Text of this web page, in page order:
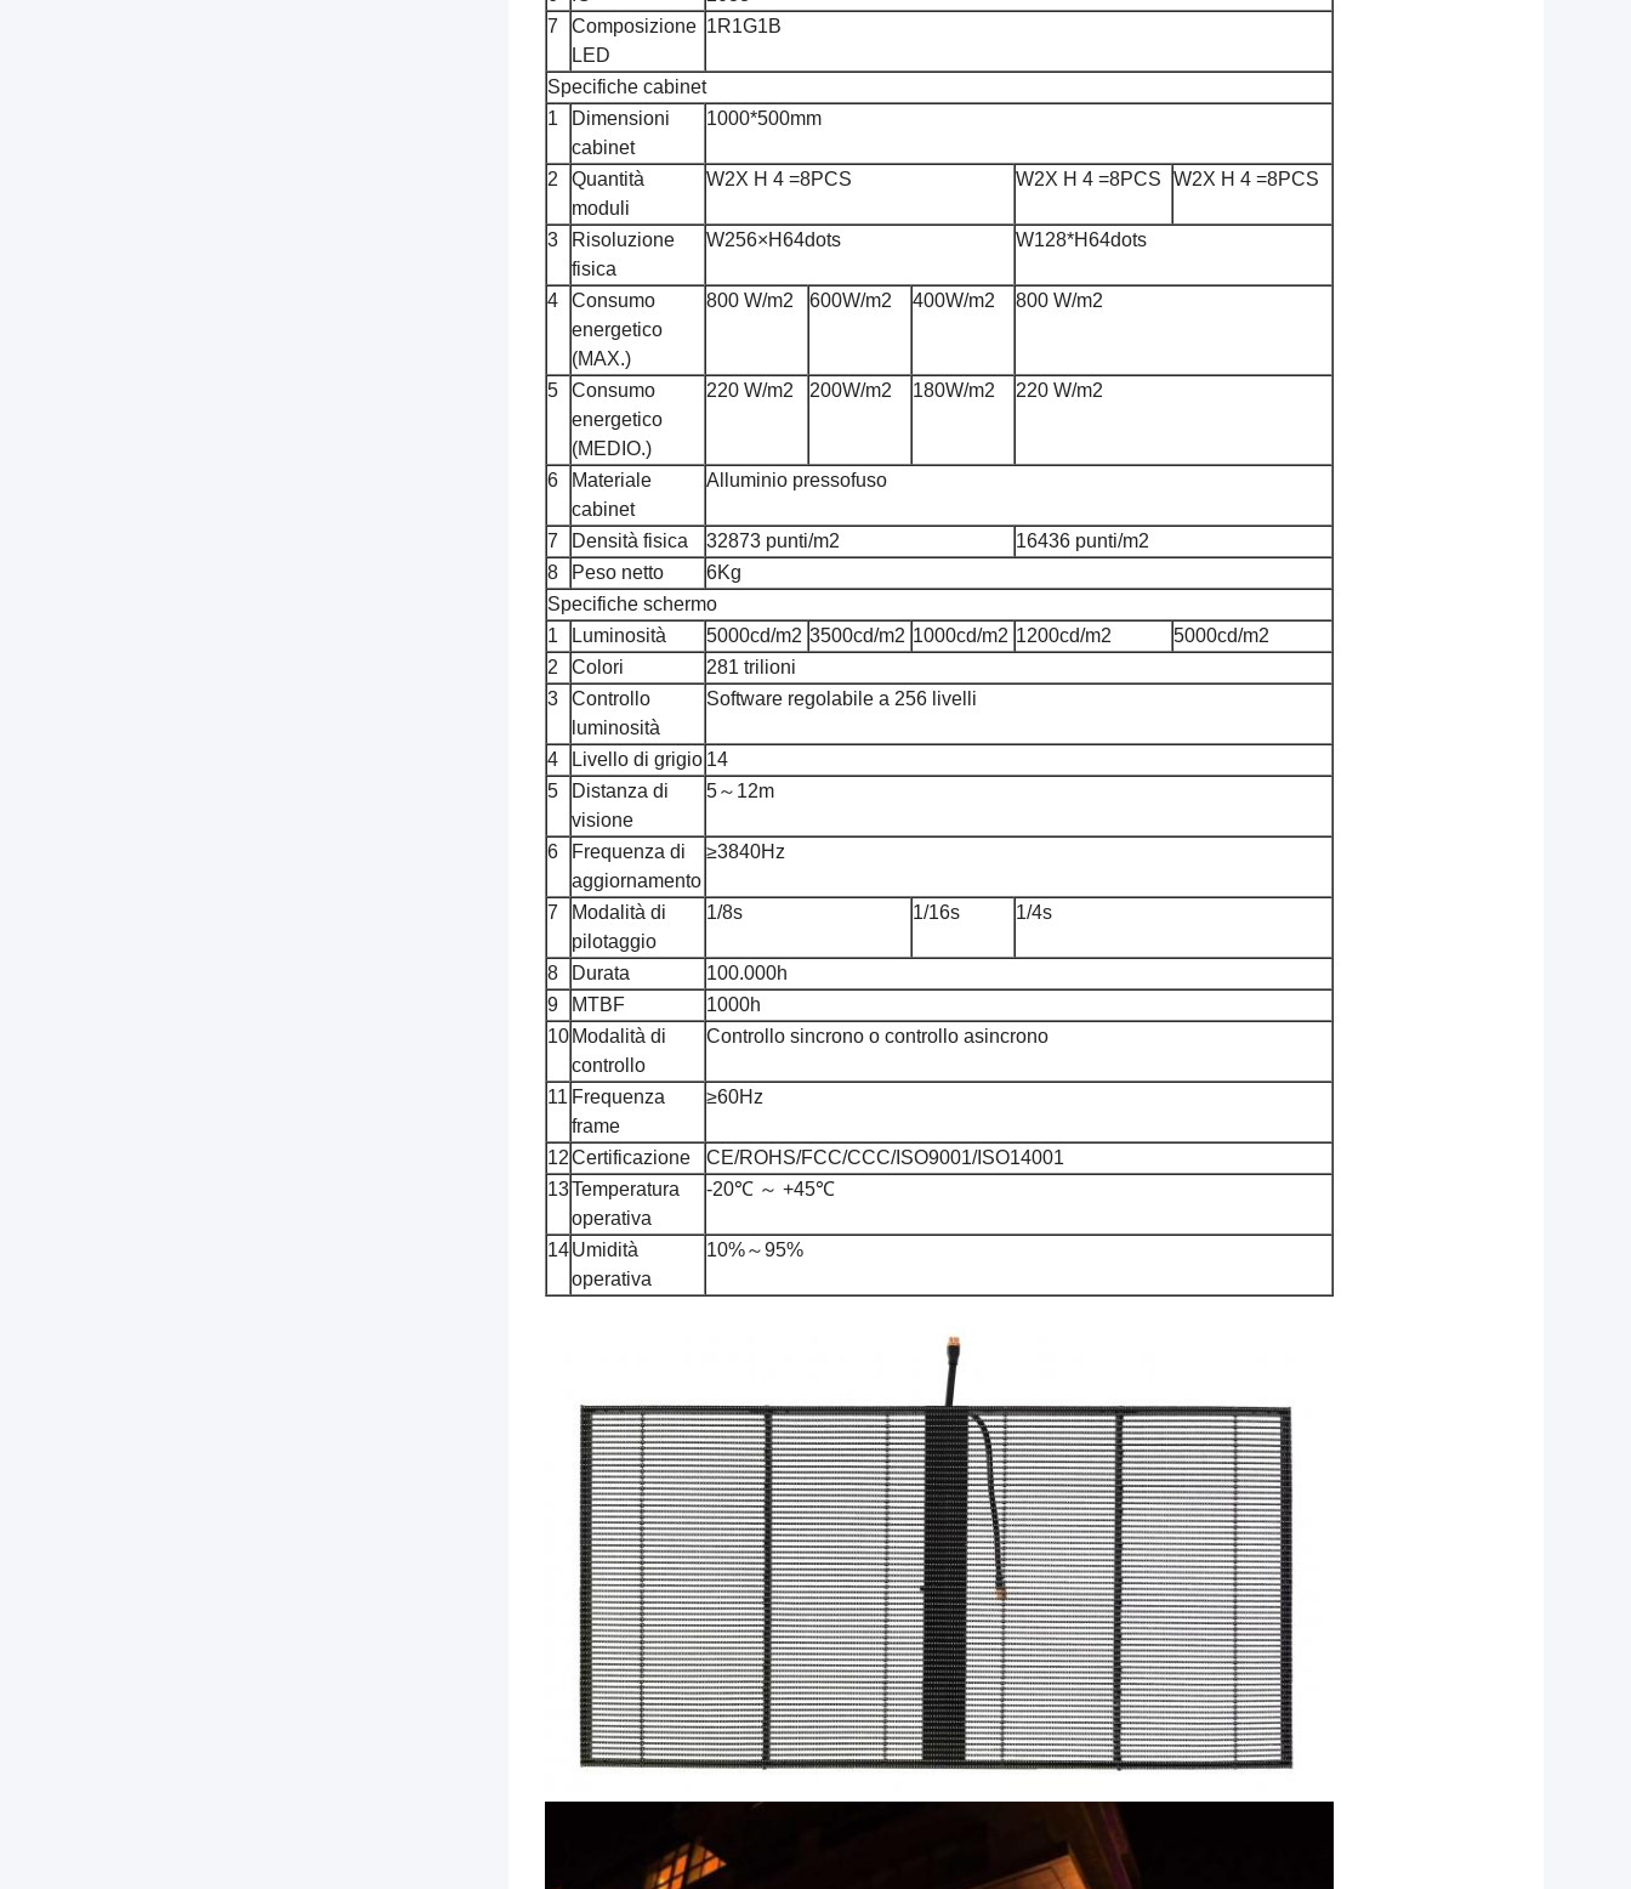
7
Composizione
LED
1R1G1B
Specifiche cabinet
1
Dimensioni
cabinet
1000*500mm
2
Quantità
moduli
W2X H 4 =8PCS W2X H 4 =8PCS W2X H 4 =8PCS
3
Risoluzione
fisica
W256×H64dots W128*H64dots
4
Consumo
energetico
(MAX.)
800 W/m2 600W/m2 400W/m2 800 W/m2
5
Consumo
energetico
(MEDIO.)
220 W/m2 200W/m2 180W/m2 220 W/m2
6
Materiale
cabinet
Alluminio pressofuso
7 Densità fisica 32873 punti/m2
16436 punti/m2
8
Peso netto
6Kg
Specifiche schermo
1
Luminosità 5000cd/m2 3500cd/m2 1000cd/m2 1200cd/m2
5000cd/m2
2
Colori
281 trilioni
3
Controllo
luminosità
Software regolabile a 256 livelli
4 Livello di grigio 14
5
Distanza di
visione
5～12m
6
Frequenza di
aggiornamento
≥3840Hz
7
Modalità di
pilotaggio
1/8s 1/16s 1/4s
8 Durata
100.000h
9
MTBF
1000h
10 Modalità di
controllo
Controllo sincrono o controllo asincrono
11 Frequenza
frame
≥60Hz
12Certificazione
CE/ROHS/FCC/CCC/ISO9001/ISO14001
13Temperatura
operativa
-20℃ ～ +45℃
14Umidità
operativa
10%～95%